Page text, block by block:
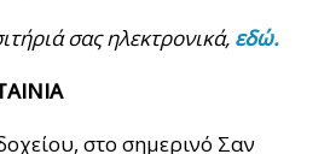
σας ηλεκτρονικά, εδώ.
στο σημερινό Σαν